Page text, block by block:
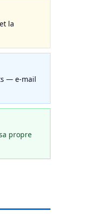
la
— e-mail
propre